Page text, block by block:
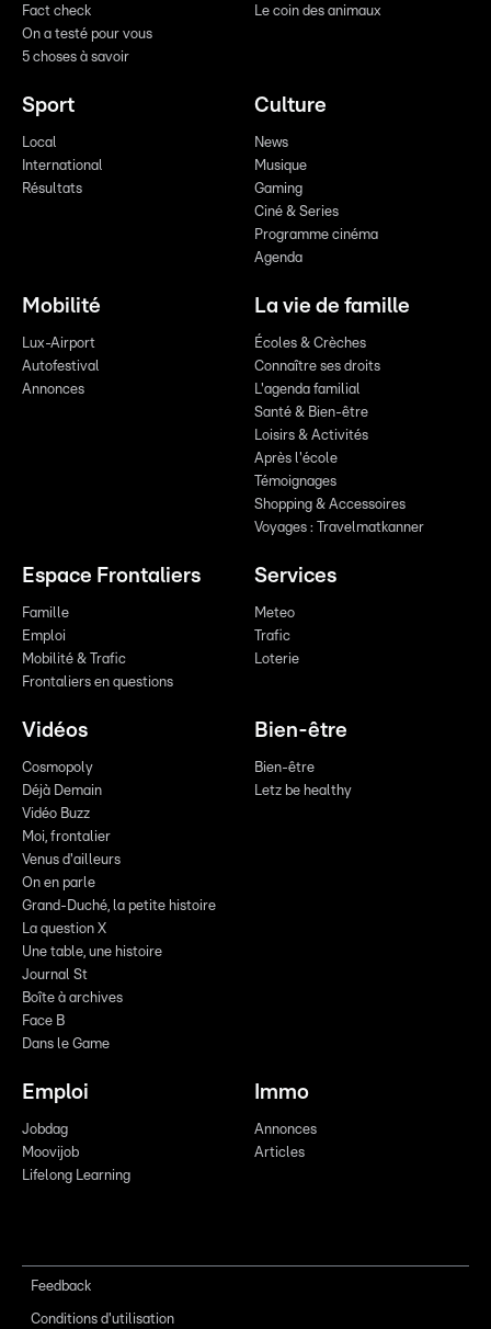
Fact check
On a testé pour vous
5 choses à savoir
Le coin des animaux
Sport
Local
International
Résultats
Culture
News
Musique
Gaming
Ciné & Series
Programme cinéma
Agenda
Mobilité
Lux-Airport
Autofestival
Annonces
La vie de famille
Écoles & Crèches
Connaître ses droits
L'agenda familial
Santé & Bien-être
Loisirs & Activités
Après l'école
Témoignages
Shopping & Accessoires
Voyages : Travelmatkanner
Espace Frontaliers
Famille
Emploi
Mobilité & Trafic
Frontaliers en questions
Services
Meteo
Trafic
Loterie
Vidéos
Cosmopoly
Déjà Demain
Vidéo Buzz
Moi, frontalier
Venus d'ailleurs
On en parle
Grand-Duché, la petite histoire
La question X
Une table, une histoire
Journal St
Boîte à archives
Face B
Dans le Game
Bien-être
Bien-être
Letz be healthy
Emploi
Jobdag
Moovijob
Lifelong Learning
Immo
Annonces
Articles
Feedback
Conditions d'utilisation